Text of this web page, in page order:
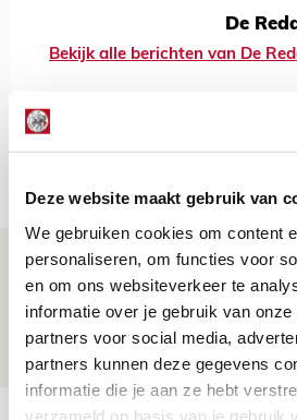
Deze website maakt gebruik van
We gebruiken cookies om content
personaliseren, om functies voor
en om ons websiteverkeer te
informatie over je gebruik van
partners voor social media,
partners kunnen deze gegevens
informatie die je aan ze hebt
verzameld op basis van je gebruik
De
Bekijk alle berichten van De
Beleef avond vol
Geef Mij Maar